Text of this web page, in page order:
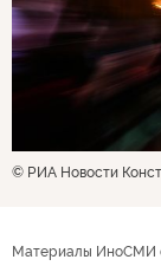
© РИА Новости
Материалы ИноСМИ